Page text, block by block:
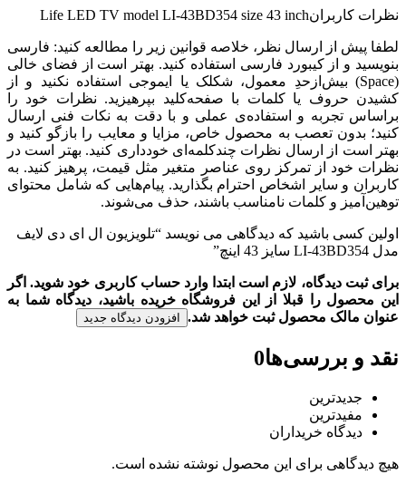
نظرات کاربرانLife LED TV model LI-43BD354 size 43 inch
لطفا پیش از ارسال نظر، خلاصه قوانین زیر را مطالعه کنید: فارسی
بنویسید و از کیبورد فارسی استفاده کنید. بهتر است از فضای خالی
(Space) بیش‌از‌حدِ معمول، شکلک یا ایموجی استفاده نکنید و از
کشیدن حروف یا کلمات با صفحه‌کلید بپرهیزید. نظرات خود را
براساس تجربه و استفاده‌ی عملی و با دقت به نکات فنی ارسال
کنید؛ بدون تعصب به محصول خاص، مزایا و معایب را بازگو کنید و
بهتر است از ارسال نظرات چندکلمه‌‌ای خودداری کنید. بهتر است در
نظرات خود از تمرکز روی عناصر متغیر مثل قیمت، پرهیز کنید. به
کاربران و سایر اشخاص احترام بگذارید. پیام‌هایی که شامل محتوای
توهین‌آمیز و کلمات نامناسب باشند، حذف می‌شوند.
اولین کسی باشید که دیدگاهی می نویسد “تلویزیون ال ای دی لایف
مدل LI-43BD354 سایز 43 اینچ”
برای ثبت دیدگاه، لازم است ابتدا وارد حساب کاربری خود شوید. اگر
این محصول را قبلا از این فروشگاه خریده باشید، دیدگاه شما به
عنوان مالک محصول ثبت خواهد شد.
افزودن دیدگاه جدید
نقد و بررسی‌ها0
جدیدترین
مفیدترین
دیدگاه خریداران
هیچ دیدگاهی برای این محصول نوشته نشده است.